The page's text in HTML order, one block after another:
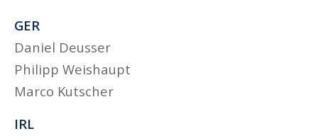
GER
Daniel Deusser
Philipp Weishaupt
Marco Kutscher
IRL